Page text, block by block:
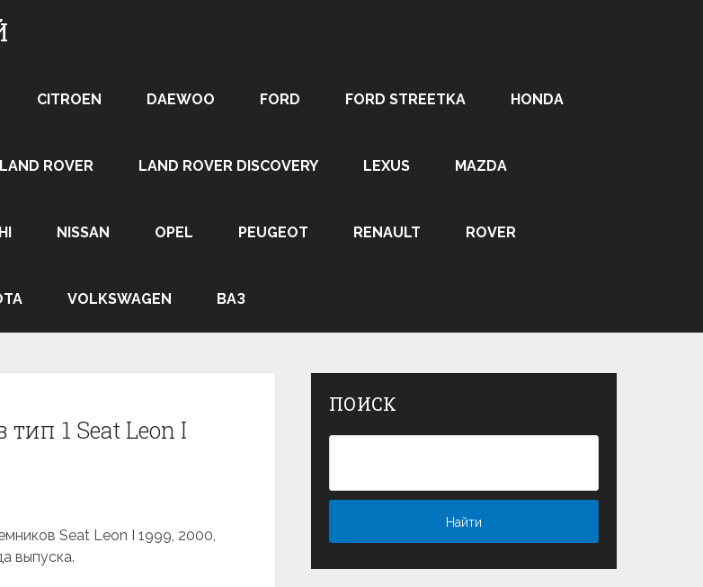
CITROEN DAEWOO FORD FORD STREETKA HONDA
LAND ROVER LAND ROVER DISCOVERY LEXUS MAZDA
NISSAN OPEL PEUGEOT RENAULT ROVER
VOLKSWAGEN ВАЗ
1 Seat Leon I
Seat Leon I 1999, 2000,
выпуска.
ПОИСК